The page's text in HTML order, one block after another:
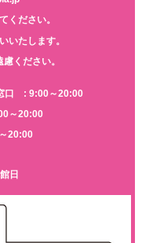
ください。
いたします。
ください。
口 : 9:00～20:00
～20:00
20:00
日